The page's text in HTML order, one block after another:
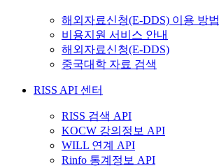
해외자료신청(E-DDS) 이용 방법
비용지원 서비스 안내
해외자료신청(E-DDS)
중국대학 자료 검색
RISS API 센터
RISS 검색 API
KOCW 강의정보 API
WILL 연계 API
Rinfo 통계정보 API